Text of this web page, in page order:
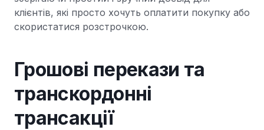
клієнтів, які просто хочуть оплатити покупку або
скористатися розстрочкою.
Грошові перекази та
транскордонні
трансакції